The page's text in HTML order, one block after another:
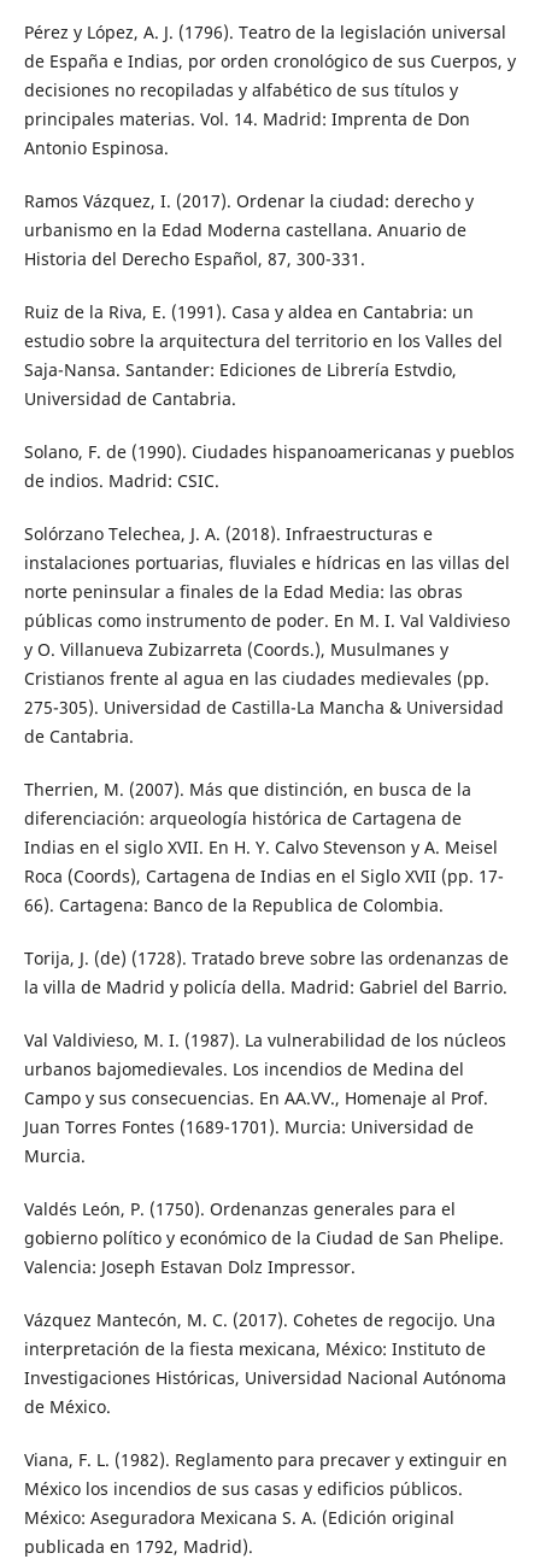
Pérez y López, A. J. (1796). Teatro de la legislación universal
de España e Indias, por orden cronológico de sus Cuerpos, y
decisiones no recopiladas y alfabético de sus títulos y
principales materias. Vol. 14. Madrid: Imprenta de Don
Antonio Espinosa.
Ramos Vázquez, I. (2017). Ordenar la ciudad: derecho y
urbanismo en la Edad Moderna castellana. Anuario de
Historia del Derecho Español, 87, 300-331.
Ruiz de la Riva, E. (1991). Casa y aldea en Cantabria: un
estudio sobre la arquitectura del territorio en los Valles del
Saja-Nansa. Santander: Ediciones de Librería Estvdio,
Universidad de Cantabria.
Solano, F. de (1990). Ciudades hispanoamericanas y pueblos
de indios. Madrid: CSIC.
Solórzano Telechea, J. A. (2018). Infraestructuras e
instalaciones portuarias, fluviales e hídricas en las villas del
norte peninsular a finales de la Edad Media: las obras
públicas como instrumento de poder. En M. I. Val Valdivieso
y O. Villanueva Zubizarreta (Coords.), Musulmanes y
Cristianos frente al agua en las ciudades medievales (pp.
275-305). Universidad de Castilla-La Mancha & Universidad
de Cantabria.
Therrien, M. (2007). Más que distinción, en busca de la
diferenciación: arqueología histórica de Cartagena de
Indias en el siglo XVII. En H. Y. Calvo Stevenson y A. Meisel
Roca (Coords), Cartagena de Indias en el Siglo XVII (pp. 17-
66). Cartagena: Banco de la Republica de Colombia.
Torija, J. (de) (1728). Tratado breve sobre las ordenanzas de
la villa de Madrid y policía della. Madrid: Gabriel del Barrio.
Val Valdivieso, M. I. (1987). La vulnerabilidad de los núcleos
urbanos bajomedievales. Los incendios de Medina del
Campo y sus consecuencias. En AA.VV., Homenaje al Prof.
Juan Torres Fontes (1689-1701). Murcia: Universidad de
Murcia.
Valdés León, P. (1750). Ordenanzas generales para el
gobierno político y económico de la Ciudad de San Phelipe.
Valencia: Joseph Estavan Dolz Impressor.
Vázquez Mantecón, M. C. (2017). Cohetes de regocijo. Una
interpretación de la fiesta mexicana, México: Instituto de
Investigaciones Históricas, Universidad Nacional Autónoma
de México.
Viana, F. L. (1982). Reglamento para precaver y extinguir en
México los incendios de sus casas y edificios públicos.
México: Aseguradora Mexicana S. A. (Edición original
publicada en 1792, Madrid).